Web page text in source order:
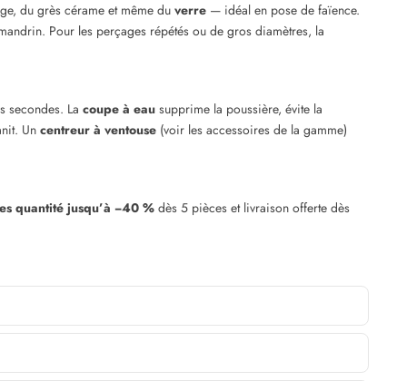
du grès cérame et même du verre — idéal en pose de faïence.
Pour les perçages répétés ou de gros diamètres, la
secondes. La coupe à eau supprime la poussière, évite la
Un centreur à ventouse (voir les accessoires de la gamme)
quantité jusqu’à −40 % dès 5 pièces et livraison offerte dès